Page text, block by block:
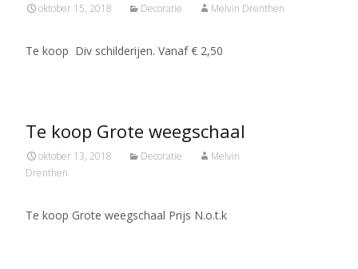
oktober 15, 2018 Decoratie Melvin Drenthen
Te koop Div schilderijen. Vanaf € 2,50
Te koop Grote weegschaal
oktober 13, 2018 Decoratie
Melvin
Drenthen
Te koop Grote weegschaal Prijs N.o.t.k